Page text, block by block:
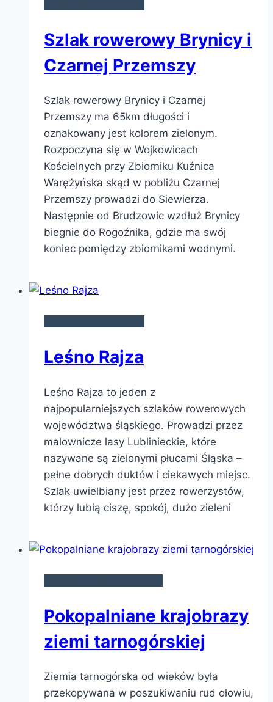
Szlak rowerowy Brynicy i
Czarnej Przemszy
Szlak rowerowy Brynicy i Czarnej
Przemszy ma 65km długości i
oznakowany jest kolorem zielonym.
Rozpoczyna się w Wojkowicach
Kościelnych przy Zbiorniku Kuźnica
Warężyńska skąd w pobliżu Czarnej
Przemszy prowadzi do Siewierza.
Następnie od Brudzowic wzdłuż Brynicy
biegnie do Rogoźnika, gdzie ma swój
koniec pomiędzy zbiornikami wodnymi.
Leśno Rajza
Leśno Rajza to jeden z
najpopularniejszych szlaków rowerowych
województwa śląskiego. Prowadzi przez
malownicze lasy Lublinieckie, które
nazywane są zielonymi płucami Śląska –
pełne dobrych duktów i ciekawych miejsc.
Szlak uwielbiany jest przez rowerzystów,
którzy lubią ciszę, spokój, dużo zieleni
Pokopalniane krajobrazy
ziemi tarnogórskiej
Ziemia tarnogórska od wieków była
przekopywana w poszukiwaniu rud ołowiu,